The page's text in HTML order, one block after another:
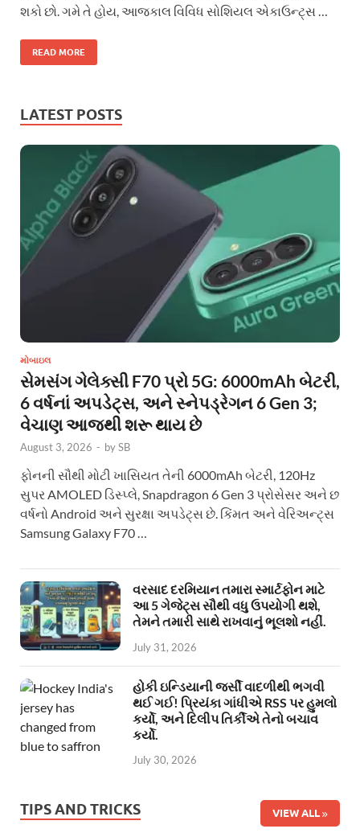
શકો છો. ગમે તે હોય, આજકાલ વિવિધ સોશિયલ એકાઉન્ટ્સ …
READ MORE
LATEST POSTS
મોબાઇલ
સેમસંગ ગેલેક્સી F70 પ્રો 5G: 6000mAh બેટરી,
6 વર્ષનાં અપડેટ્સ, અને સ્નેપડ્રેગન 6 Gen 3;
વેચાણ આજથી શરૂ થાય છે
August 3, 2026 - bySB
ફોનની સૌથી મોટી ખાસિયત તેની 6000mAh બેટરી, 120Hz
સુપર AMOLED ડિસ્પ્લે, Snapdragon 6 Gen 3 પ્રોસેસર અને છ
વર્ષનો Android અને સુરક્ષા અપડેટ્સ છે. કિંમત અને વેરિઅન્ટ્સ
Samsung Galaxy F70 …
વરસાદ દરમિયાન તમારા સ્માર્ટફોન માટે
આ 5 ગેજેટ્સ સૌથી વધુ ઉપયોગી થશે,
તેમને તમારી સાથે રાખવાનું ભૂલશો નહીં.
July 31, 2026
હોકી ઇન્ડિયાની જર્સી વાદળીથી ભગવી
થઈ ગઈ! પ્રિયંકા ગાંધીએ RSS પર હુમલો
કર્યો, અને દિલીપ તિર્કીએ તેનો બચાવ
કર્યો.
July 30, 2026
TIPS AND TRICKS VIEW ALL